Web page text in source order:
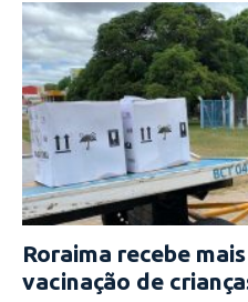
Roraima recebe
vacinação de